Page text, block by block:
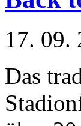
17. 09.
Das